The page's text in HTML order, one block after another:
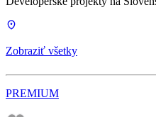
Zobraziť všetky
PREMIUM